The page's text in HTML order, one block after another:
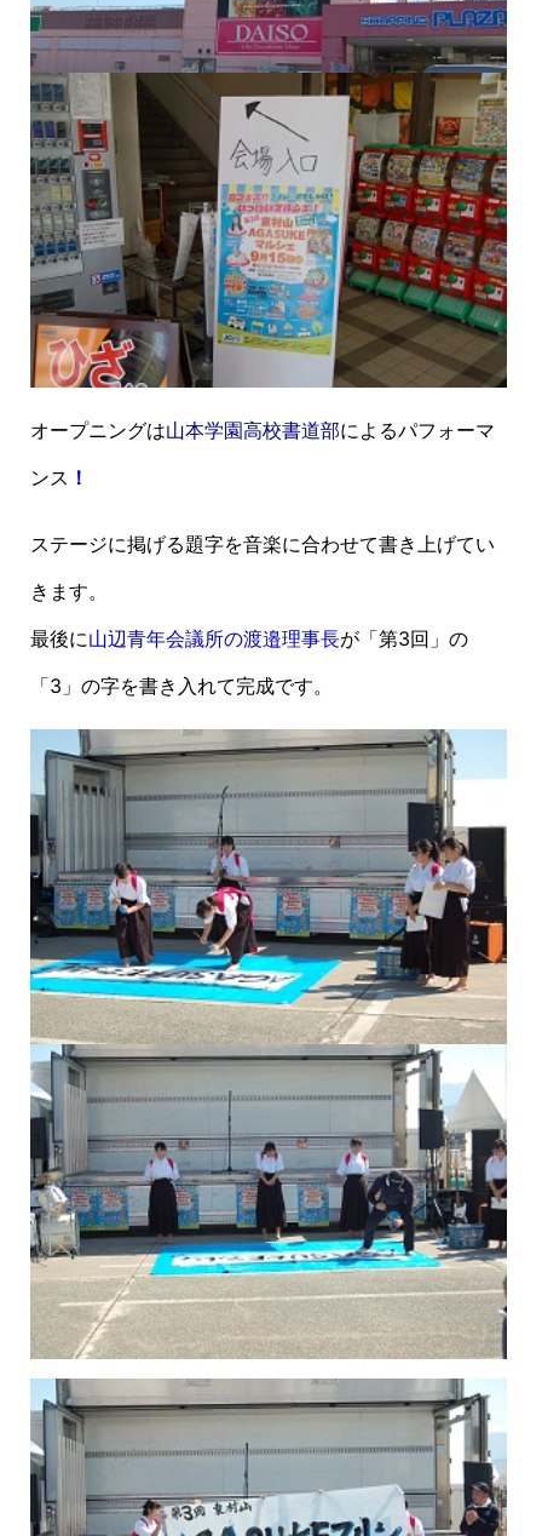
オープニングは山本学園高校書道部によるパフォーマ
ンス ！
ステージに掲げる題字を音楽に合わせて書き上げてい
きます。
最後に山辺青年会議所の渡邉理事長が「第3回」の
「3」の字を書き入れて完成です。